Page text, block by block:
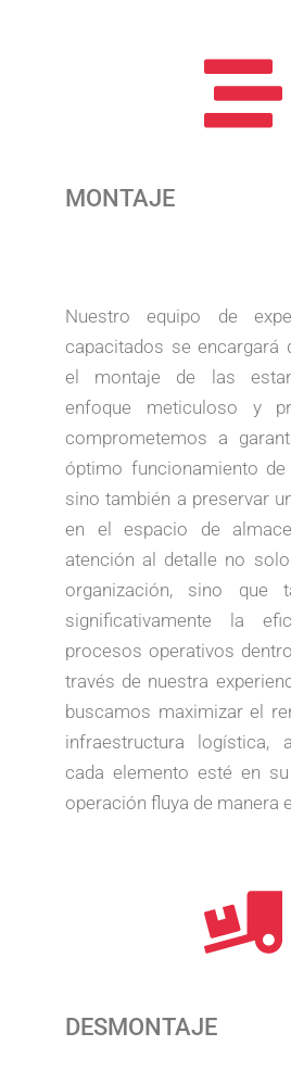
MONTAJE
Nuestro equipo de
capacitados se encargará
el montaje de las
enfoque meticuloso y
comprometemos a
óptimo funcionamiento
sino también a preservar
en el espacio de
atención al detalle no
organización, sino que
significativamente la
procesos operativos
través de nuestra
buscamos maximizar el
infraestructura logística,
cada elemento esté en
operación fluya de manera
DESMONTAJE